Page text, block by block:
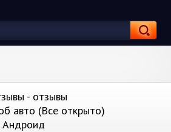
- отзывы
авто (Все открыто)
Андроид